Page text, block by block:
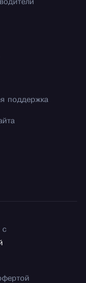
поддержка
с